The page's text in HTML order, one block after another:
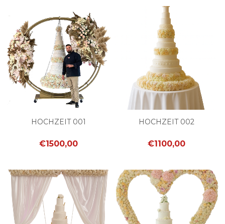
HOCHZEIT 001
€1500,00
HOCHZEIT 002
€1100,00